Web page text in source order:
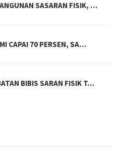
SASARAN FISIK, …
CAPAI 70 PERSEN, SA…
BIBIS SARAN FISIK T…